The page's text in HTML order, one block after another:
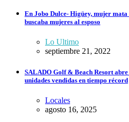
En Jobo Dulce- Higüey, mujer
buscaba mujeres al esposo
Lo Ultimo
septiembre 21, 2022
SALADO Golf & Beach Resort
unidades vendidas en tiempo récord
Locales
agosto 16, 2025